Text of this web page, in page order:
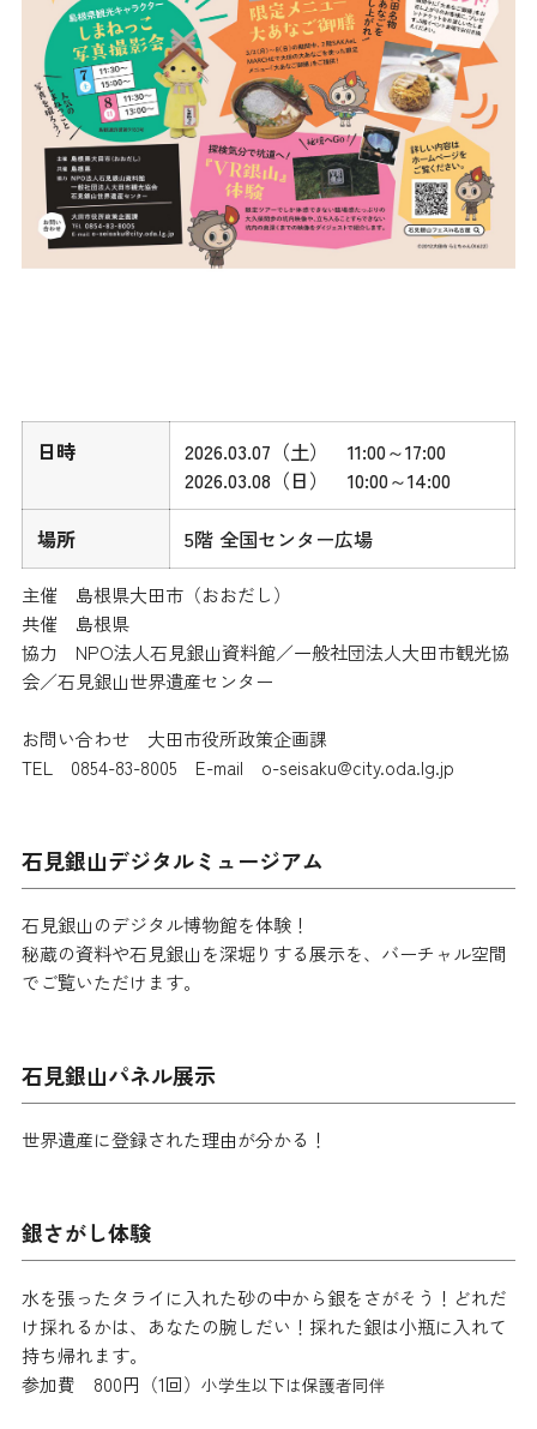
日時
2026.03.07（土） 11:00～17:00
2026.03.08（日） 10:00～14:00
場所 5階 全国センター広場
主催 島根県大田市（おおだし）
共催 島根県
協力 NPO法人石見銀山資料館／一般社団法人大田市観光協
会／石見銀山世界遺産センター
お問い合わせ 大田市役所政策企画課
TEL 0854-83-8005 E-mail o-seisaku@city.oda.lg.jp
石見銀山デジタルミュージアム
石見銀山のデジタル博物館を体験！
秘蔵の資料や石見銀山を深堀りする展示を、バーチャル空間
でご覧いただけます。
石見銀山パネル展示
世界遺産に登録された理由が分かる！
銀さがし体験
水を張ったタライに入れた砂の中から銀をさがそう！どれだ
け採れるかは、あなたの腕しだい！採れた銀は小瓶に入れて
持ち帰れます。
参加費 800円（1回） 小学生以下は保護者同伴